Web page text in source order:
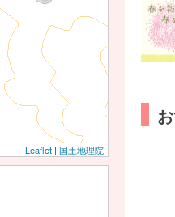
Leaflet | 国土地理院